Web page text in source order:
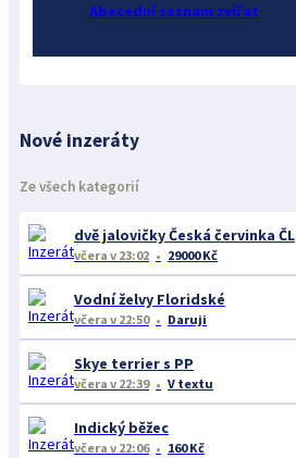
Abecední seznam zvířat
Nové inzeráty
Ze všech kategorií
dvě jalovičky Česká červinka ČL
včera v 23:02 29000 Kč
Vodní želvy Floridské
včera v 22:50 Daruji
Skye terrier s PP
včera v 22:39 V textu
Indický běžec
včera v 22:06 160 Kč